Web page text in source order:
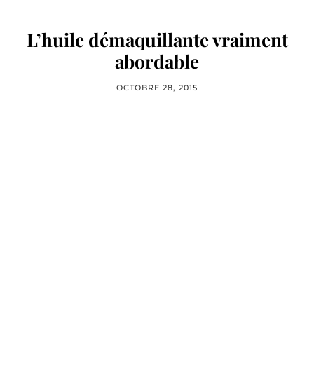
L’huile démaquillante vraiment
abordable
OCTOBRE 28, 2015